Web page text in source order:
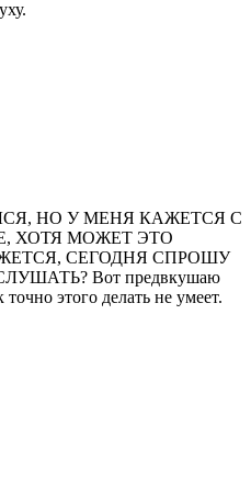
НО У МЕНЯ КАЖЕТСЯ С
ХОТЯ МОЖЕТ ЭТО
СЕГОДНЯ СПРОШУ
Вот предвкушаю
точно этого делать не умеет.